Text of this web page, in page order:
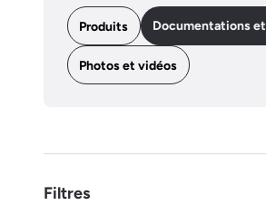
Produits Documentations
Photos et vidéos
Filtres